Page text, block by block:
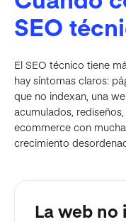
SEO
El SEO técnico tiene
hay síntomas claros:
que no indexan, una
acumulados,
ecommerce con
crecimiento
La web no